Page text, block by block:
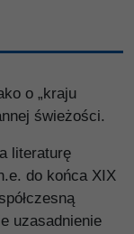
o „kraju
świeżości.
literaturę
do końca XIX
uzasadnienie